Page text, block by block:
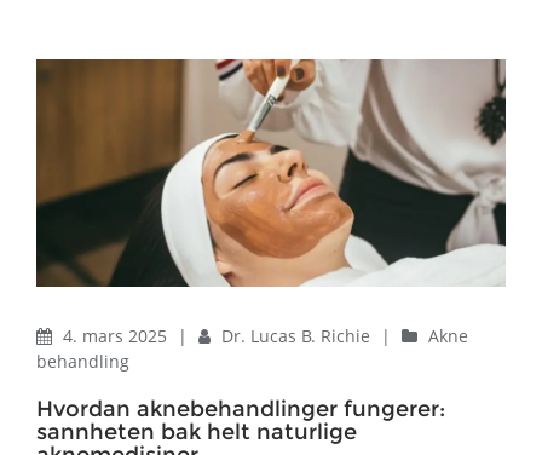
4. mars 2025 | Dr. Lucas B. Richie |
Akne
behandling
Hvordan aknebehandlinger fungerer:
sannheten bak helt naturlige